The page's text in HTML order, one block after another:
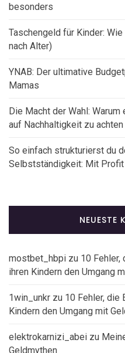
besonders
Taschengeld für Kinder:
nach Alter)
YNAB: Der ultimative
Mamas
Die Macht der Wahl:
auf Nachhaltigkeit zu achten
So einfach strukturierst du
Selbstständigkeit: Mit Profit
NEUESTE
mostbet_hbpi zu 10 Fehler,
ihren Kindern den Umgang
1win_unkr zu 10 Fehler, die
Kindern den Umgang mit
elektrokarnizi_abei zu
Geldmythen